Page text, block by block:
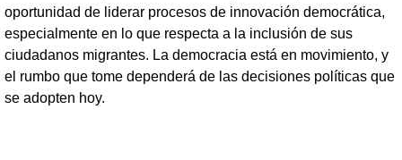
oportunidad de liderar procesos de innovación democrática,
especialmente en lo que respecta a la inclusión de sus
ciudadanos migrantes. La democracia está en movimiento, y
el rumbo que tome dependerá de las decisiones políticas que
se adopten hoy.